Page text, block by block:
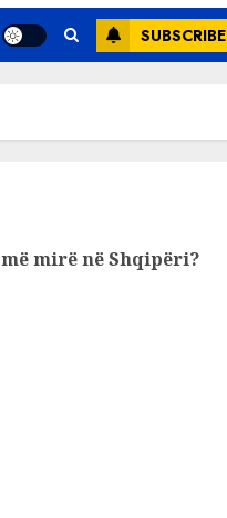
SUBSCRIBE
mirë në Shqipëri?